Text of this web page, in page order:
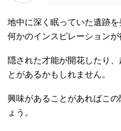
地中に深く眠っていた遺跡
何かのインスピレーションが
隠された才能が開花したり
とがあるかもしれません。
興味があることがあればこ
ょう。